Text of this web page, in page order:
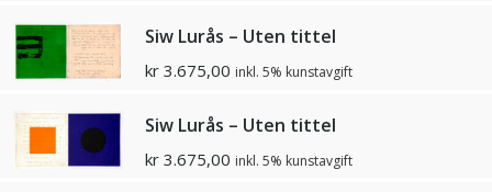
Siw Lurås – Uten tittel
kr 3.675,00 inkl. 5% kunstavgift
Siw Lurås – Uten tittel
kr 3.675,00 inkl. 5% kunstavgift